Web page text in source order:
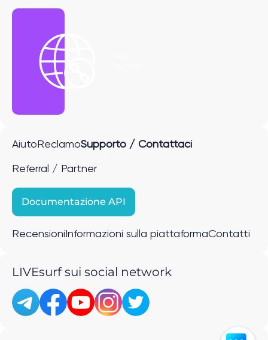
Aiuto ReclamoSupporto / Contattaci
Referral / Partner
Documentazione API
Recensioni Informazioni sulla piattaformaContatti
LIVEsurf sui social network